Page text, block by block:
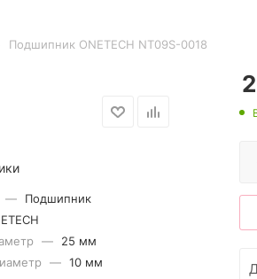
Подшипник ONETECH NT09S-0018
—
Подшипник
—
25 мм
— 10 мм